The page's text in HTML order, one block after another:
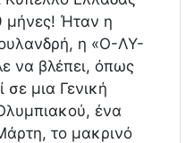
μήνες! Ήταν η
η «Ο-ΛΥ-
να βλέπει, όπως
σε μια Γενική
ένα
το μακρινό